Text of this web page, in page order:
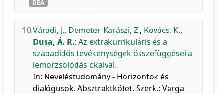
DEA
10.Váradi, J., Demeter-Karászi, Z., Kovács, K.,
Dusa, Á. R.: Az extrakurrikuláris és a
szabadidős tevékenységek összefüggései a
lemorzsolódás okaival.
In: Neveléstudomány - Horizontok és
dialógusok. Absztraktkötet. Szerk.: Varga